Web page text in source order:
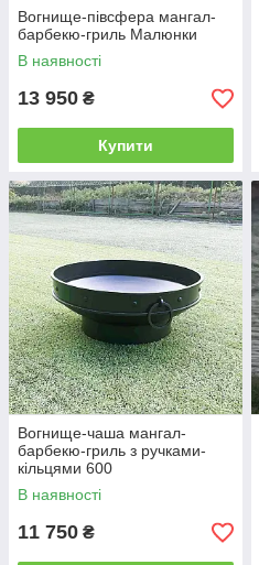
Вогнище-півсфера мангал-
барбекю-гриль Малюнки
В наявності
13 950 ₴
Купити
Вогнище-чаша мангал-
барбекю-гриль з ручками-
кільцями 600
В наявності
11 750 ₴